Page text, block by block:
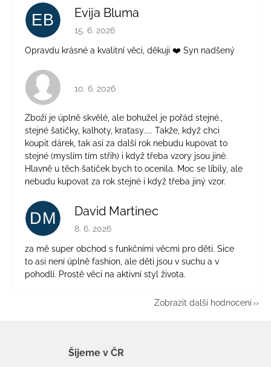
EB Evija Bluma
Hodnocení obchodu je 5 z 5 hvězdiček.
15. 6. 2026
Opravdu krásné a kvalitní věci, děkuji ❤️ Syn nadšený
Hodnocení obchodu je 4 z 5 hvězdiček.
10. 6. 2026
Zboží je úplně skvělé, ale bohužel je pořád stejné.,
stejné šatičky, kalhoty, kraťasy..... Takže, když chci
koupit dárek, tak asi za další rok nebudu kupovat to
stejné (myslím tím střih) i když třeba vzory jsou jiné.
Hlavně u těch šatiček bych to ocenila. Moc se líbily, ale
nebudu kupovat za rok stejné i když třeba jiný vzor.
DM David Martinec
Hodnocení obchodu je 5 z 5 hvězdiček.
8. 6. 2026
za mě super obchod s funkčními věcmi pro děti. Sice
to asi není úplně fashion, ale děti jsou v suchu a v
pohodlí. Prostě věci na aktivní styl života.
Zobrazit další hodnocení
Šijeme v ČR